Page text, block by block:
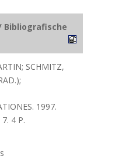
Bibliografische
SCHMITZ,
1997.
4 P.